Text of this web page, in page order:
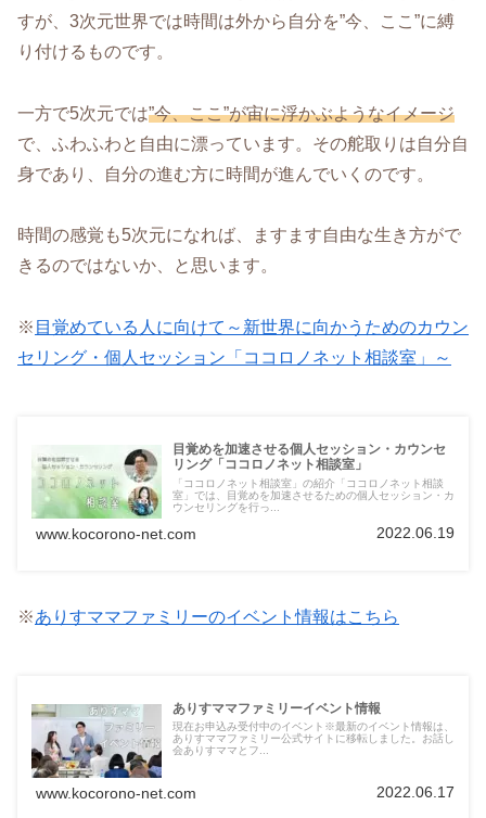
すが、3次元世界では時間は外から自分を”今、ここ”に縛
り付けるものです。
一方で5次元では”今、ここ”が宙に浮かぶようなイメージ
で、ふわふわと自由に漂っています。その舵取りは自分自
身であり、自分の進む方に時間が進んでいくのです。
時間の感覚も5次元になれば、ますます自由な生き方がで
きるのではないか、と思います。
※ 目覚めている人に向けて～新世界に向かうためのカウン
セリング・個人セッション「ココロノネット相談室」～
目覚めを加速させる個人セッション・カウンセ
リング「ココロノネット相談室」
「ココロノネット相談室」の紹介「ココロノネット相談
室」では、目覚めを加速させるための個人セッション・カ
ウンセリングを行っ...
www.kocorono-net.com 2022.06.19
※ありすママファミリーのイベント情報はこちら
ありすママファミリーイベント情報
現在お申込み受付中のイベント※最新のイベント情報は、
ありすママファミリー公式サイトに移転しました。お話し
会ありすママとフ...
www.kocorono-net.com 2022.06.17